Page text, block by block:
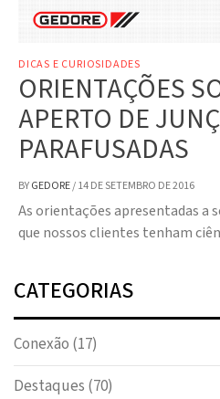
DICAS E CURIOSIDADES
ORIENTAÇÕES
APERTO DE
PARAFUSADAS
BYGEDORE/14 DE SETEMBRO DE 2016
As orientações apresentadas a
que nossos clientes tenham
CATEGORIAS
Conexão (17)
Destaques (70)